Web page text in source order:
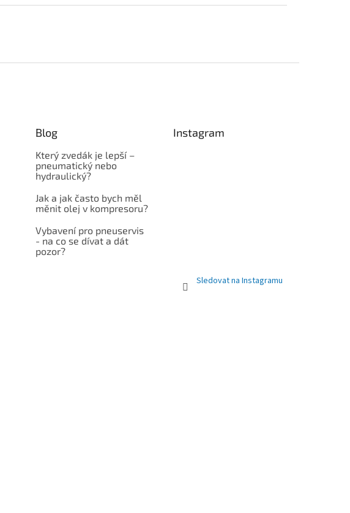
Blog
Který zvedák je lepší –
pneumatický nebo
hydraulický?
Jak a jak často bych měl
měnit olej v kompresoru?
Vybavení pro pneuservis
- na co se dívat a dát
pozor?
Instagram
Sledovat na Instagramu